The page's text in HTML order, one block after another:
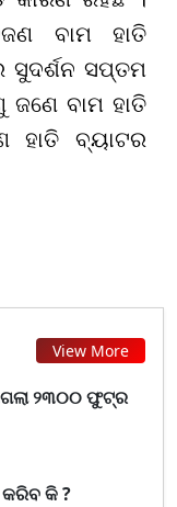
ବାମ ହାତି
ସୁଦର୍ଶନ ସପ୍ତମ
ଜଣେ ବାମ ହାତି
ହାତି ବ୍ୟାଟର
View More
୨୩୦୦ ଫୁଟ୍‌ର
କି ?